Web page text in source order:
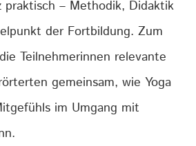
praktisch – Methodik, Didaktik
der Fortbildung. Zum
Teilnehmerinnen relevante
gemeinsam, wie Yoga
im Umgang mit